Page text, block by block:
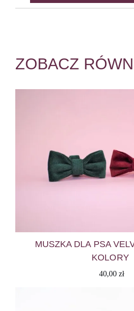
ZOBACZ
MUSZKA DLA PSA
KOLORY
40,00 zł